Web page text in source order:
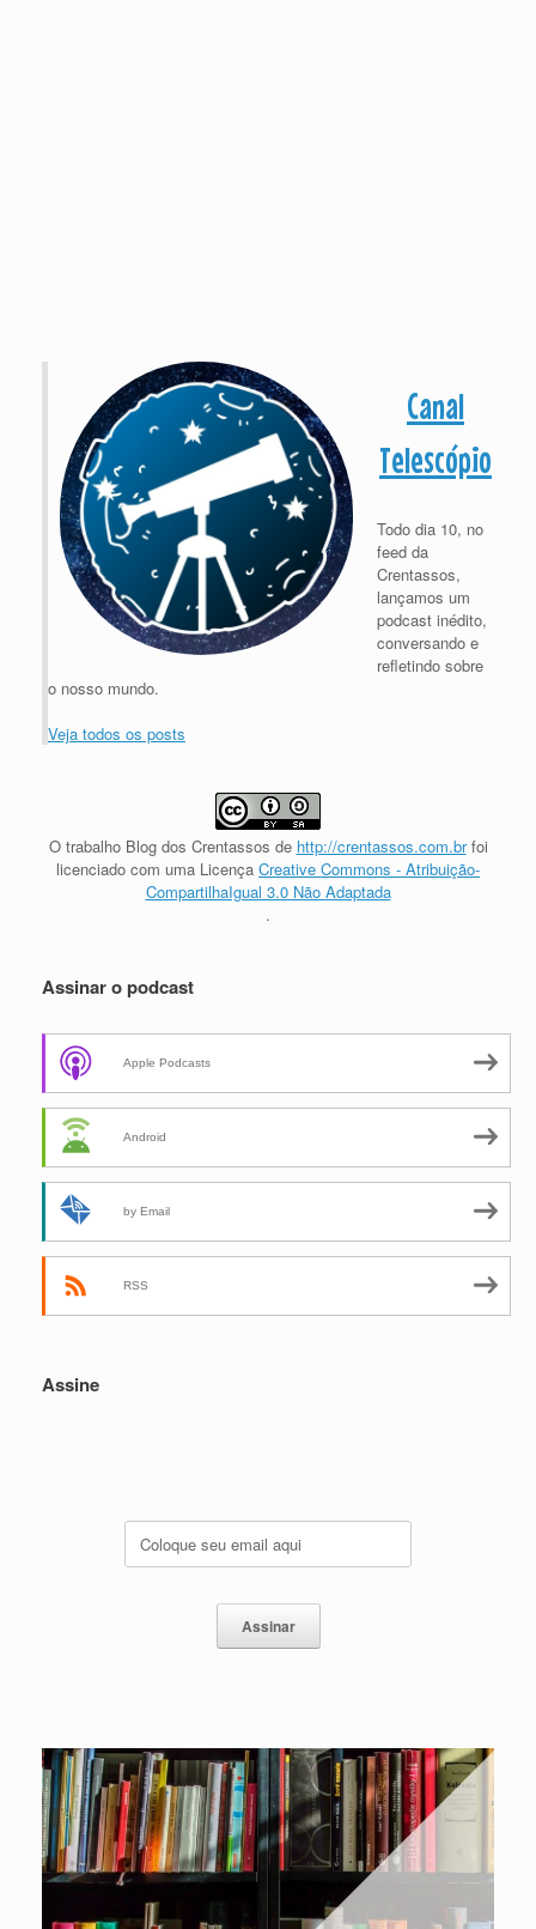
Canal
Telescópio
Todo dia 10, no
feed da
Crentassos,
lançamos um
podcast inédito,
conversando e
refletindo sobre
o nosso mundo.
Veja todos os posts
O trabalho Blog dos Crentassos de http://crentassos.com.brfoi
licenciado com uma Licença Creative Commons - Atribuição-
CompartilhaIgual 3.0 Não Adaptada
.
Assinar o podcast
Apple Podcasts
Android
by Email
RSS
Assine